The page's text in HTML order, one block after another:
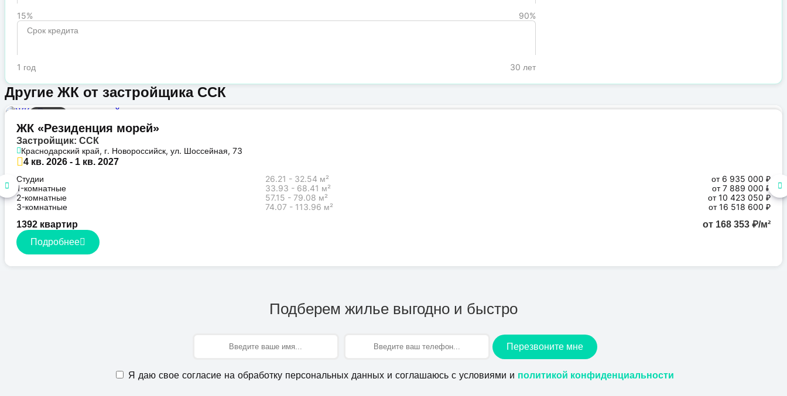
15%
90%
Срок кредита
1 год 30 лет
Другие ЖК от застройщика ССК
ЖК «Резиденция морей»
Застройщик: ССК
Краснодарский край, г. Новороссийск, ул. Шоссейная, 73
4 кв. 2026 - 1 кв. 2027
Студии
26.21 - 32.54 м²
от 6 935 000 ₽
1-комнатные
33.93 - 68.41 м²
от 7 889 000 ₽
2-комнатные
57.15 - 79.08 м²
от 10 423 050 ₽
3-комнатные
74.07 - 113.96 м²
от 16 518 600 ₽
1392 квартир
от 168 353 ₽/м²
Подробнее
Подберем жилье выгодно и быстро
Перезвоните мне
Я даю свое согласие на обработку персональных данных и соглашаюсь с условиями и политикой конфиденциальности